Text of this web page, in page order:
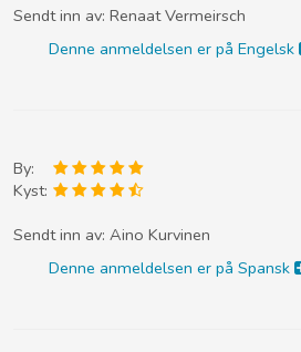
Sendt inn av: Renaat Vermeirsch
Denne anmeldelsen er på Engelsk
By:
Kyst:
Sendt inn av: Aino Kurvinen
Denne anmeldelsen er på Spansk